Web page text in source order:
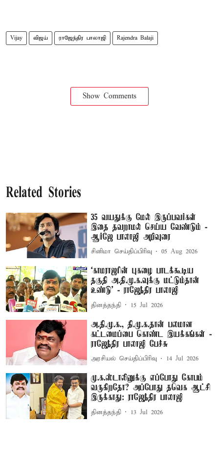
Vijay விஜய் ராஜேந்திர பாலாஜி Rajendra Balaji
Show Comments
Related Stories
35 வயதுக்கு மேல் இருப்பவர்கள்
இதை தவறாமல் செய்ய வேண்டும் -
ஆர்ஜே பாலாஜி அறிவுரை
சினிமா செய்திப்பிரிவு 05 Aug 2026
‘காமராஜரின் புகழை பாடக்கூடிய
தகுதி அ.தி.மு.க.வுக்கு மட்டும்தான்
உண்டு’ - ராஜேந்திர பாலாஜி
தினத்தந்தி 15 Jul 2026
அ.தி.மு.க., தி.மு.க.தான் பலமான
கட்டமைப்பை கொண்ட இயக்கங்கள் -
ராஜேந்திர பாலாஜி பேச்சு
அரசியல் செய்திப்பிரிவு 14 Jul 2026
மு.க.ஸ்டாலினுக்கு எப்போது கோபம்
வருகிறதோ? அப்போது தவெக ஆட்சி
இருக்காது: ராஜேந்திர பாலாஜி
தினத்தந்தி 13 Jul 2026